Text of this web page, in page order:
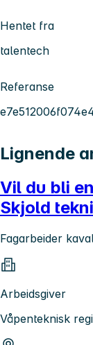
Hentet fra
talentech
Referanse
Lignende
Vil du bli
Skjold
Fagarbeider
Arbeidsgiver
Våpenteknisk